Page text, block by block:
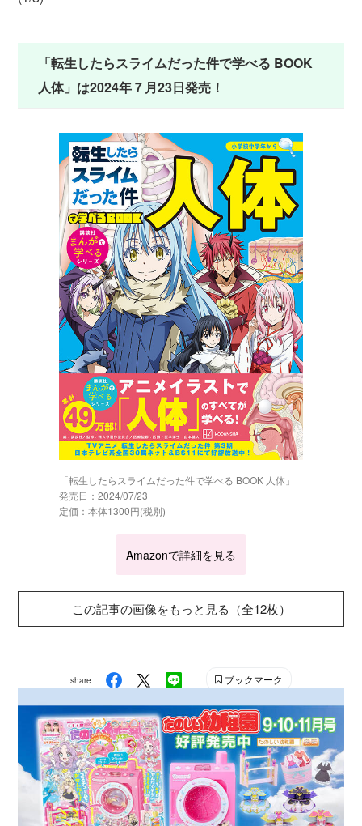
「転生したらスライムだった件で学べる BOOK
人体」は2024年７月23日発売！
「転生したらスライムだった件で学べる BOOK 人体」
発売日：2024/07/23
定価：本体1300円(税別)
Amazonで詳細を見る
この記事の画像をもっと見る（全12枚）
share ブックマーク